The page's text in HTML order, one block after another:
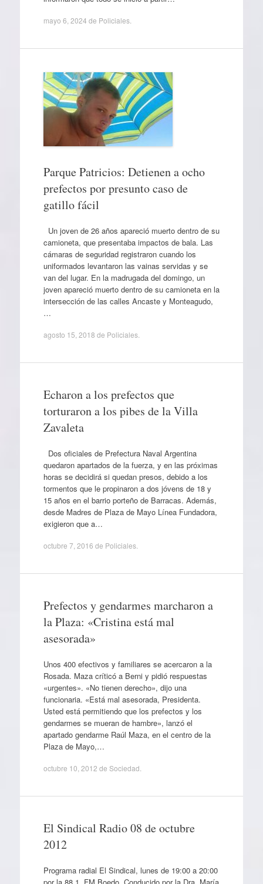
mayo 6, 2024 de Policiales.
Parque Patricios: Detienen a ocho
prefectos por presunto caso de
gatillo fácil
Un joven de 26 años apareció muerto dentro de su
camioneta, que presentaba impactos de bala. Las
cámaras de seguridad registraron cuando los
uniformados levantaron las vainas servidas y se
van del lugar. En la madrugada del domingo, un
joven apareció muerto dentro de su camioneta en la
intersección de las calles Ancaste y Monteagudo,
…
agosto 15, 2018 de Policiales.
Echaron a los prefectos que
torturaron a los pibes de la Villa
Zavaleta
Dos oficiales de Prefectura Naval Argentina
quedaron apartados de la fuerza, y en las próximas
horas se decidirá si quedan presos, debido a los
tormentos que le propinaron a dos jóvens de 18 y
15 años en el barrio porteño de Barracas. Además,
desde Madres de Plaza de Mayo Línea Fundadora,
exigieron que a…
octubre 7, 2016 de Policiales.
Prefectos y gendarmes marcharon a
la Plaza: «Cristina está mal
asesorada»
Unos 400 efectivos y familiares se acercaron a la
Rosada. Maza críticó a Berni y pidió respuestas
«urgentes». «No tienen derecho», dijo una
funcionaria. «Está mal asesorada, Presidenta.
Usted está permitiendo que los prefectos y los
gendarmes se mueran de hambre», lanzó el
apartado gendarme Raúl Maza, en el centro de la
Plaza de Mayo,…
octubre 10, 2012 de Sociedad
El Sindical Radio 08 de octubre
2012
Programa radial El Sindical, lunes de 19:00 a 20:00
por la 88.1, FM Boedo. Conducido por la Dra. María